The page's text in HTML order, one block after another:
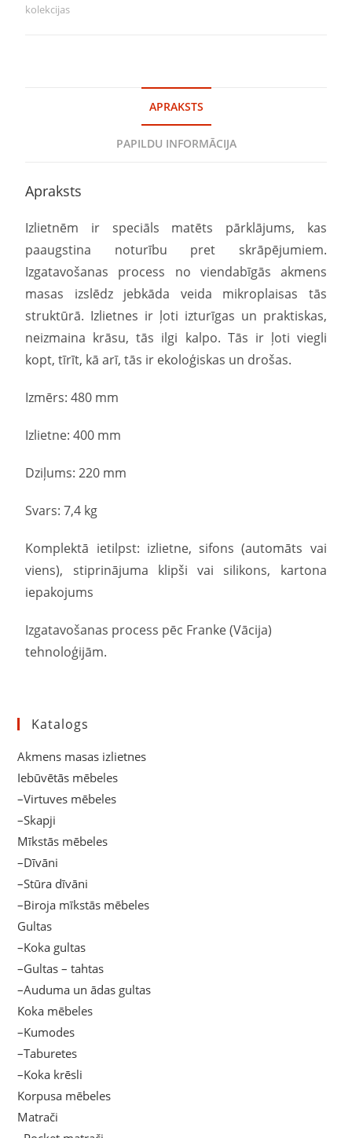
kolekcijas
APRAKSTS
PAPILDU INFORMĀCIJA
Apraksts
Izlietnēm ir speciāls matēts pārklājums, kas
paaugstina noturību pret skrāpējumiem.
Izgatavošanas process no viendabīgās akmens
masas izslēdz jebkāda veida mikroplaisas tās
struktūrā. Izlietnes ir ļoti izturīgas un praktiskas,
neizmaina krāsu, tās ilgi kalpo. Tās ir ļoti viegli
kopt, tīrīt, kā arī, tās ir ekoloģiskas un drošas.
Izmērs: 480 mm
Izlietne: 400 mm
Dziļums: 220 mm
Svars: 7,4 kg
Komplektā ietilpst: izlietne, sifons (automāts vai
viens), stiprinājuma klipši vai silikons, kartona
iepakojums
Izgatavošanas process pēc Franke (Vācija)
tehnoloģijām.
Katalogs
Akmens masas izlietnes
Iebūvētās mēbeles
–Virtuves mēbeles
–Skapji
Mīkstās mēbeles
–Dīvāni
–Stūra dīvāni
–Biroja mīkstās mēbeles
Gultas
–Koka gultas
–Gultas – tahtas
–Auduma un ādas gultas
Koka mēbeles
–Kumodes
–Taburetes
–Koka krēsli
Korpusa mēbeles
Matrači